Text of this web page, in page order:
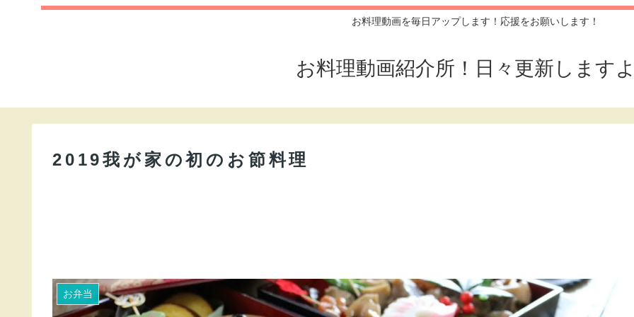
お料理動画を毎日アップします！応援をお願いします！
お料理動画紹介所！日々更新します
2019我が家の初のお節料理
お弁当